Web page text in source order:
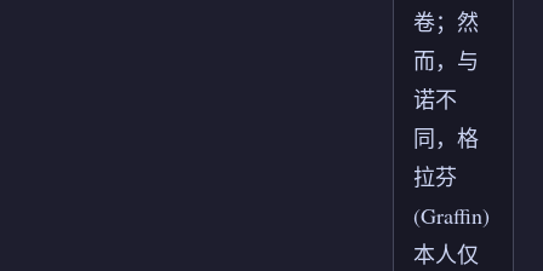
卷；然
而，与
诺不
同，格
拉芬
(Graffin)
本人仅